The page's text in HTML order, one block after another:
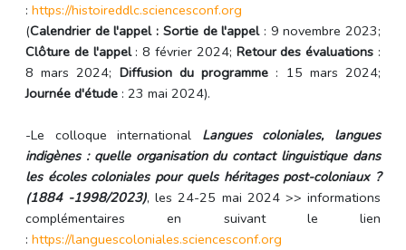
: https://histoireddlc.sciencesconf.org
(Calendrier de l'appel : Sortie de l'appel: 9 novembre 2023;
Clôture de l'appel: 8 février 2024; Retour des évaluations :
8 mars 2024; Diffusion du programme : 15 mars 2024;
Journée d'étude : 23 mai 2024).
-Le colloque international Langues coloniales, langues
indigènes : quelle organisation du contact linguistique dans
les écoles coloniales pour quels héritages post-coloniaux ?
(1884 -1998/2023), les 24-25 mai 2024 >> informations
complémentaires en suivant le lien
: https://languescoloniales.sciencesconf.org